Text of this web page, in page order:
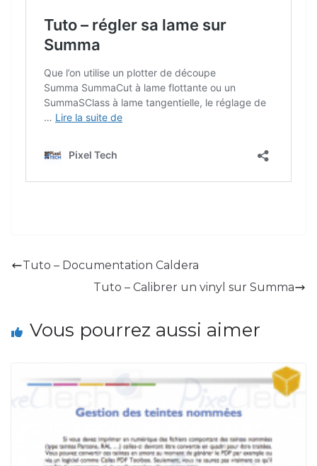
Tuto – Documentation Caldera
Tuto – Calibrer un vinyl sur Summa
Vous pourrez aussi aimer